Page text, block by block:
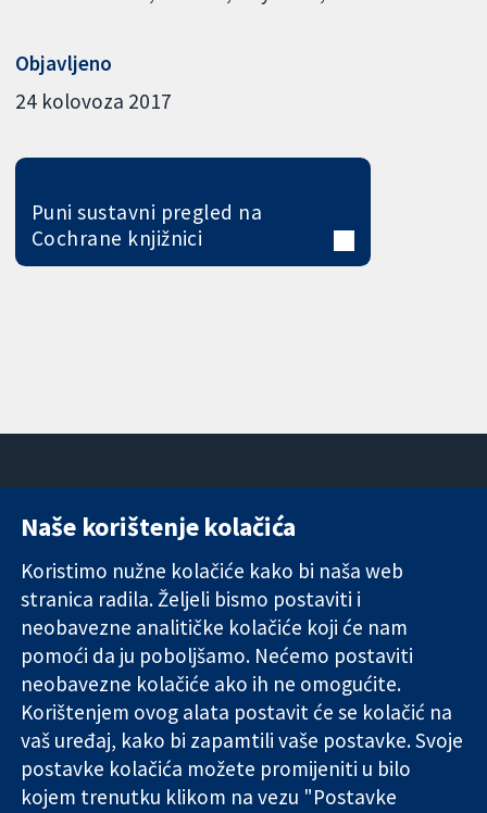
Objavljeno
24 kolovoza 2017
Puni sustavni pregled na
Cochrane knjižnici
Pouzdani dokazi.
Utemeljeni
dokazi.
Bolje zdravlje.
11-13 Cavendish
London
W1G 0AN
Ujedinjeno
Kraljevstvo
Novosti
medije
O nama
Poslovi
Cochrane
Library
The Cochrane Collaboration is a charity (no. 1045921) and a
Naše korištenje kolačića
Koristimo nužne kolačiće kako bi naša web
stranica radila. Željeli bismo postaviti i
neobavezne analitičke kolačiće koji će nam
pomoći da ju poboljšamo. Nećemo postaviti
neobavezne kolačiće ako ih ne omogućite.
Korištenjem ovog alata postavit će se kolačić na
vaš uređaj, kako bi zapamtili vaše postavke. Svoje
postavke kolačića možete promijeniti u bilo
kojem trenutku klikom na vezu "Postavke